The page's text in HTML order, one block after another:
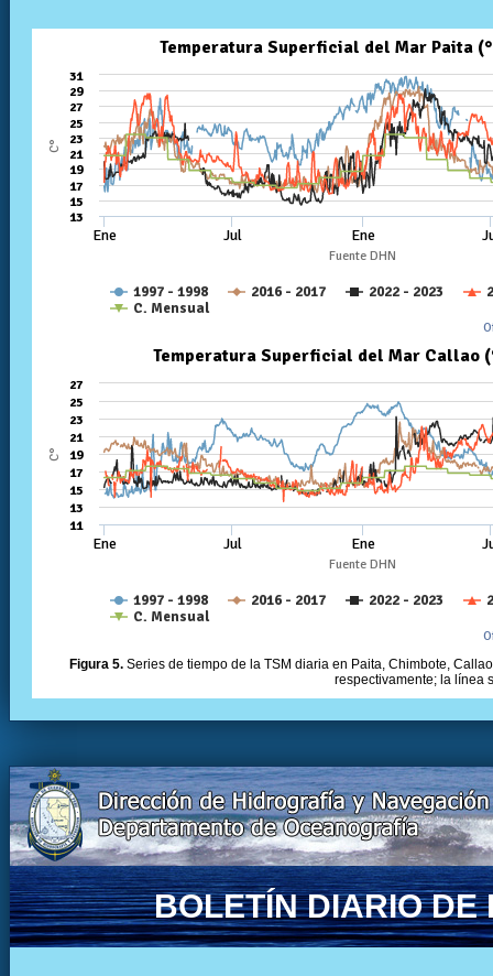
Figura 5. Series de tiempo de la TSM diaria en Paita, Chimbote,
respectivamente; la línea
BOLETÍN DIARIO DE